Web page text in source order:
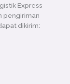
Express
pengiriman
dikirim: